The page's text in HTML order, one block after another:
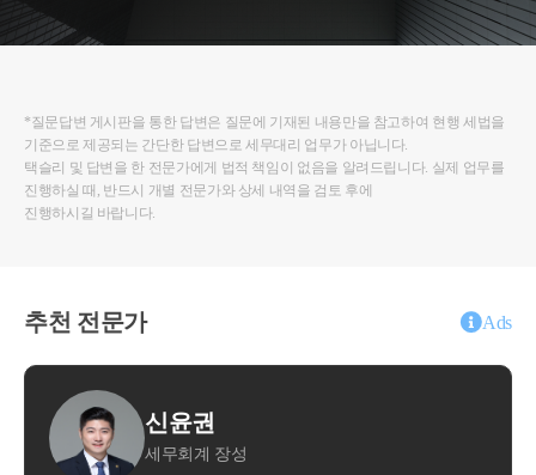
*질문답변 게시판을 통한 답변은 질문에 기재된 내용만을 참고하여 현행 세법을
기준으로 제공되는 간단한 답변으로 세무대리 업무가 아닙니다.
택슬리 및 답변을 한 전문가에게 법적 책임이 없음을 알려드립니다. 실제 업무를
진행하실 때, 반드시 개별 전문가와 상세 내역을 검토 후에
진행하시길 바랍니다.
추천 전문가 Ads
신윤권
세무회계 장성